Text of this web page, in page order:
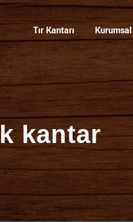
Tır Kantarı Kurumsal
kantar